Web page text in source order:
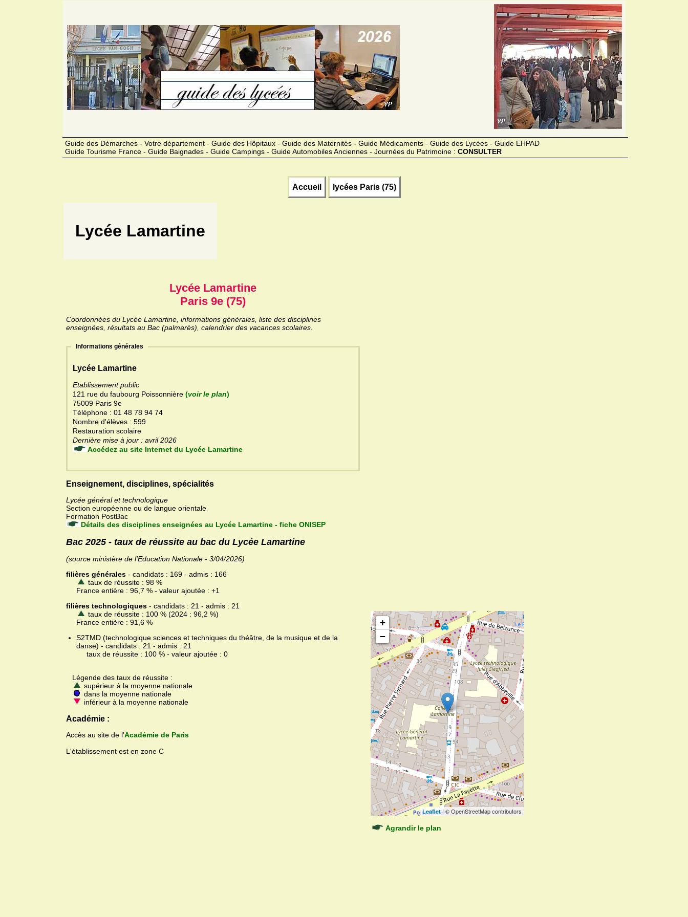
Guide des Démarches - Votre département - Guide des Hôpitaux - Guide des Maternités - Guide Médicaments - Guide des Lycées - Guide EHPAD
Guide Tourisme France - Guide Baignades - Guide Campings - Guide Automobiles Anciennes - Journées du Patrimoine : CONSULTER
Accueil lycées Paris (75)
Lycée Lamartine
Lycée Lamartine
Paris 9e (75)
Coordonnées du Lycée Lamartine, informations générales, liste des disciplines
enseignées, résultats au Bac (palmarès), calendrier des vacances scolaires.
Informations générales
Lycée Lamartine
Etablissement public
121 rue du faubourg Poissonnière (voir le plan)
75009 Paris 9e
Téléphone : 01 48 78 94 74
Nombre d'élèves : 599
Restauration scolaire
Dernière mise à jour : avril 2026
Accédez au site Internet du Lycée Lamartine
Enseignement, disciplines, spécialités
Lycée général et technologique
Section européenne ou de langue orientale
Formation PostBac
Détails des disciplines enseignées au Lycée Lamartine - fiche ONISEP
Bac 2025 - taux de réussite au bac du Lycée Lamartine
(source ministère de l'Education Nationale - 3/04/2026)
filières générales - candidats : 169 - admis : 166
taux de réussite : 98 %
France entière : 96,7 % - valeur ajoutée : +1
filières technologiques - candidats : 21 - admis : 21
taux de réussite : 100 % (2024 : 96,2 %)
France entière : 91,6 %
S2TMD (technologique sciences et techniques du théâtre, de la musique et de la
danse) - candidats : 21 - admis : 21
taux de réussite : 100 % - valeur ajoutée : 0
Légende des taux de réussite :
supérieur à la moyenne nationale
dans la moyenne nationale
inférieur à la moyenne nationale
Académie :
Accès au site de l'Académie de Paris
L'établissement est en zone C
+
−
Leaflet| © OpenStreetMap contributors
Agrandir le plan